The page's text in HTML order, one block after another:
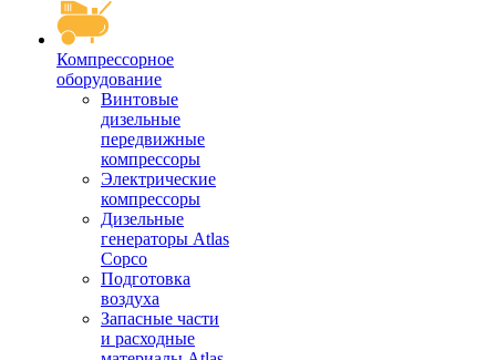
Компрессорное
оборудование
Винтовые
дизельные
передвижные
компрессоры
Электрические
компрессоры
Дизельные
генераторы Atlas
Copco
Подготовка
воздуха
Запасные части
и расходные